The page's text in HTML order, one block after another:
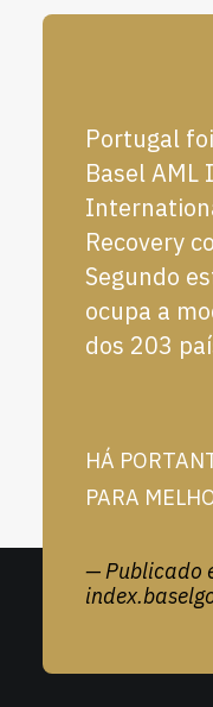
Portugal
Basel AML
Recovery
Segundo
ocupa a
dos 203
HÁ
PARA
— Publicado